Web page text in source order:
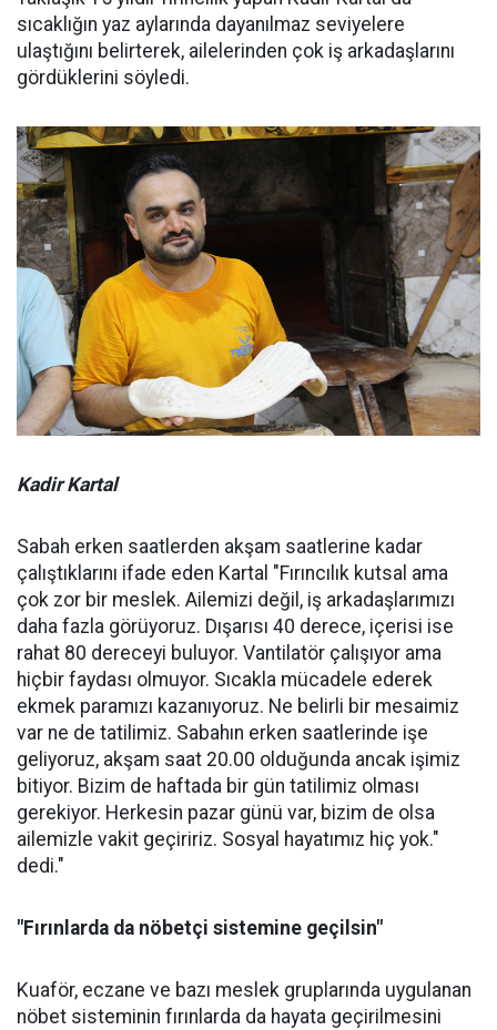
sıcaklığın yaz aylarında dayanılmaz seviyelere
ulaştığını belirterek, ailelerinden çok iş arkadaşlarını
gördüklerini söyledi.
Kadir Kartal
Sabah erken saatlerden akşam saatlerine kadar
çalıştıklarını ifade eden Kartal "Fırıncılık kutsal ama
çok zor bir meslek. Ailemizi değil, iş arkadaşlarımızı
daha fazla görüyoruz. Dışarısı 40 derece, içerisi ise
rahat 80 dereceyi buluyor. Vantilatör çalışıyor ama
hiçbir faydası olmuyor. Sıcakla mücadele ederek
ekmek paramızı kazanıyoruz. Ne belirli bir mesaimiz
var ne de tatilimiz. Sabahın erken saatlerinde işe
geliyoruz, akşam saat 20.00 olduğunda ancak işimiz
bitiyor. Bizim de haftada bir gün tatilimiz olması
gerekiyor. Herkesin pazar günü var, bizim de olsa
ailemizle vakit geçiririz. Sosyal hayatımız hiç yok."
dedi."
"Fırınlarda da nöbetçi sistemine geçilsin"
Kuaför, eczane ve bazı meslek gruplarında uygulanan
nöbet sisteminin fırınlarda da hayata geçirilmesini